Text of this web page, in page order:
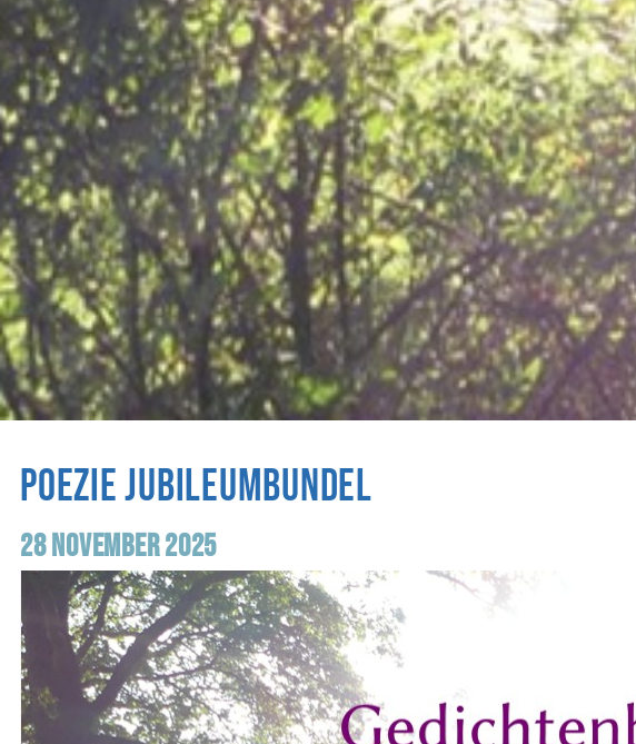
Poezie jubileumbundel
28 november 2025